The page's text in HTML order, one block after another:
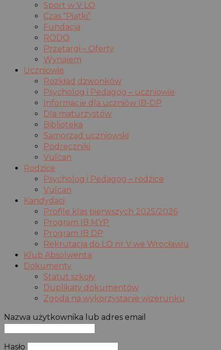
Sport w V LO
Czas “Piątki”
Fundacja
RODO
Przetargi – Oferty
Wynajem
Uczniowie
Rozkład dzwonków
Psycholog i Pedagog – uczniowie
Informacje dla uczniów IB-DP
Dla maturzystów
Biblioteka
Samorząd uczniowski
Podręczniki
Vulcan
Rodzice
Psycholog i Pedagog – rodzice
Vulcan
Kandydaci
Profile klas pierwszych 2025/2026
Program IB MYP
Program IB DP
Rekrutacja do LO nr V we Wrocławiu
Klub Absolwenta
Dokumenty
Statut szkoły
Duplikaty dokumentów
Zgoda na wykorzystanie wizerunku
Nazwa użytkownika lub adres email
Hasło